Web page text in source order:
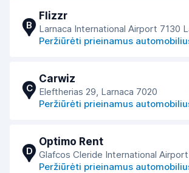
B
Flizzr
Larnaca International Airport 7130
Peržiūrėti prieinamus
C
Carwiz
Eleftherias 29, Larnaca 7020
Peržiūrėti prieinamus
D
Optimo Rent
Glafcos Cleride International Airport
Peržiūrėti prieinamus